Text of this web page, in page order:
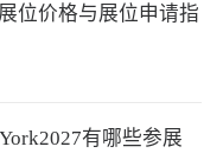
位价格与展位申请指
有哪些参展